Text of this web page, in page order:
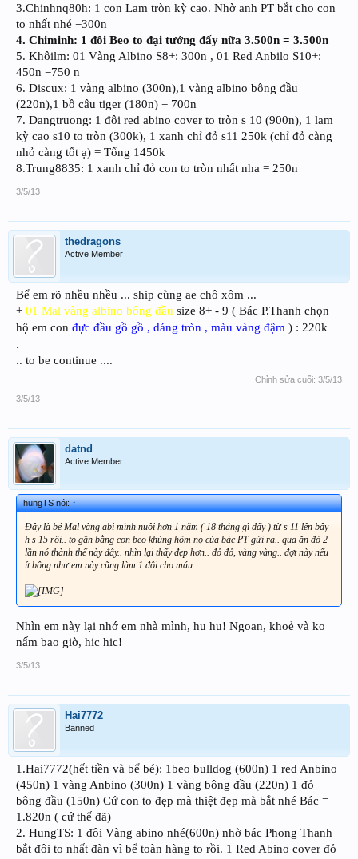
3.Chinhnq80h: 1 con Lam tròn kỳ cao. Nhờ anh PT bắt cho con
to nhất nhé =300n
4. Chiminh: 1 đôi Beo to đại tướng đấy nữa 3.500n = 3.500n
5. Khôilm: 01 Vàng Albino S8+: 300n , 01 Red Anbilo S10+:
450n =750 n
6. Discux: 1 vàng albino (300n),1 vàng albino bông đầu
(220n),1 bồ câu tiger (180n) = 700n
7. Dangtruong: 1 đôi red abino cover to tròn s 10 (900n), 1 lam
kỳ cao s10 to tròn (300k), 1 xanh chỉ đỏ s11 250k (chỉ đỏ càng
nhỏ càng tốt ạ) = Tổng 1450k
8.Trung8835: 1 xanh chỉ đỏ con to tròn nhất nha = 250n
3/5/13
thedragons
Active Member
Bể em rõ nhều nhều ... ship cùng ae chô xôm ...
+ 01 Mal vàng albino bông đầu size 8+ - 9 ( Bác P.Thanh chọn
hộ em con đực đầu gồ gồ , dáng tròn , màu vàng đậm ) : 220k
.
.. to be continue ....
Chỉnh sửa cuối: 3/5/13
3/5/13
datnd
Active Member
hungTS nói:↑
Đây là bé Mal vàng abi mình nuôi hơn 1 năm ( 18 tháng gì đấy ) từ s 11 lên bây
h s 15 rồi.. to gần bằng con beo khủng hôm nọ của bác PT gửi ra.. qua ăn đỏ 2
lần nó thành thế này đây.. nhìn lại thấy đẹp hơn.. đỏ đỏ, vàng vàng.. đợt này nếu
ít bông như em này cũng làm 1 đôi cho máu..
Nhìn em này lại nhớ em nhà mình, hu hu! Ngoan, khoẻ và ko
nấm bao giờ, hic hic!
3/5/13
Hai7772
Banned
1.Hai7772(hết tiền và bể bé): 1beo bulldog (600n) 1 red Anbino
(450n) 1 vàng Anbino (300n) 1 vàng bông đầu (220n) 1 đỏ
bông đầu (150n) Cứ con to đẹp mà thiệt đẹp mà bắt nhé Bác =
1.820n ( cứ thế đã)
2. HungTS: 1 đôi Vàng abino nhé(600n) nhờ bác Phong Thanh
bắt đôi to nhất đàn vì bể toàn hàng to rồi. 1 Red Abino cover đỏ